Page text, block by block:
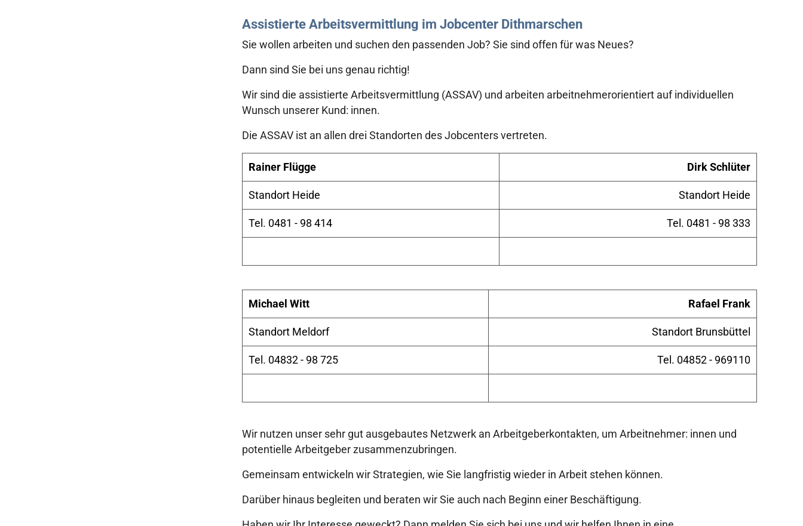
Assistierte Arbeitsvermittlung im Jobcenter Dithmarschen
Sie wollen arbeiten und suchen den passenden Job? Sie sind offen für was Neues?
Dann sind Sie bei uns genau richtig!
Wir sind die assistierte Arbeitsvermittlung (ASSAV) und arbeiten arbeitnehmerorientiert auf individuellen
Wunsch unserer Kund: innen.
Die ASSAV ist an allen drei Standorten des Jobcenters vertreten.
Rainer Flügge Dirk Schlüter
Standort Heide Standort Heide
Tel. 0481 - 98 414 Tel. 0481 - 98 333
Michael Witt Rafael Frank
Standort Meldorf Standort Brunsbüttel
Tel. 04832 - 98 725 Tel. 04852 - 969110
Wir nutzen unser sehr gut ausgebautes Netzwerk an Arbeitgeberkontakten, um Arbeitnehmer: innen und
potentielle Arbeitgeber zusammenzubringen.
Gemeinsam entwickeln wir Strategien, wie Sie langfristig wieder in Arbeit stehen können.
Darüber hinaus begleiten und beraten wir Sie auch nach Beginn einer Beschäftigung.